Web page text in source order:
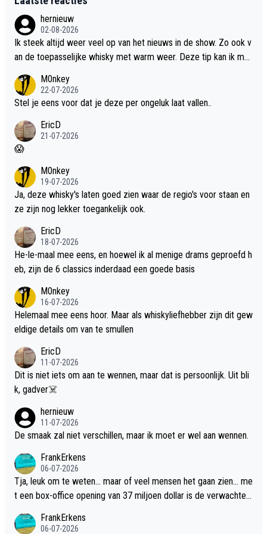
hernieuw
02-08-2026
Ik steek altijd weer veel op van het nieuws in de show. Zo ook v
an de toepasselijke whisky met warm weer. Deze tip kan ik met
M0nkey
22-07-2026
Stel je eens voor dat je deze per ongeluk laat vallen..
EricD
21-07-2026
😱
M0nkey
19-07-2026
Ja, deze whisky's laten goed zien waar de regio's voor staan en
ze zijn nog lekker toegankelijk ook.
EricD
18-07-2026
He-le-maal mee eens, en hoewel ik al menige drams geproefd h
eb, zijn de 6 classics inderdaad een goede basis
M0nkey
16-07-2026
Helemaal mee eens hoor. Maar als whiskyliefhebber zijn dit gew
eldige details om van te smullen
EricD
11-07-2026
Dit is niet iets om aan te wennen, maar dat is persoonlijk. Uit bli
k, gadver☠️
hernieuw
11-07-2026
De smaak zal niet verschillen, maar ik moet er wel aan wennen.
FrankErkens
06-07-2026
Tja, leuk om te weten... maar of veel mensen het gaan zien... me
t een box-office opening van 37 miljoen dollar is de verwachte
FrankErkens
06-07-2026